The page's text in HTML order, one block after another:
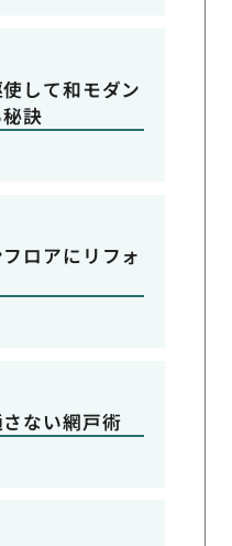
して和モダン
訣
ロアにリフォ
ない網戸術